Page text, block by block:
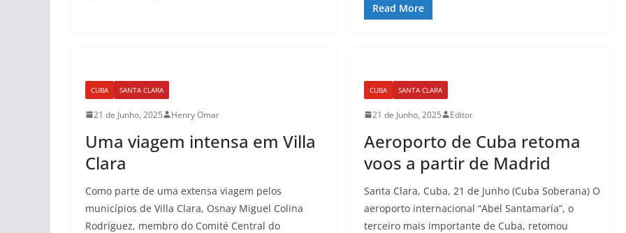
Read More
CUBA SANTA CLARA
21 de Junho, 2025 Henry Omar
Uma viagem intensa em Villa
Clara
Como parte de uma extensa viagem pelos
municípios de Villa Clara, Osnay Miguel Colina
Rodríguez, membro do Comité Central do
CUBA SANTA CLARA
21 de Junho, 2025 Editor
Aeroporto de Cuba retoma
voos a partir de Madrid
Santa Clara, Cuba, 21 de Junho (Cuba Soberana) O
aeroporto internacional “Abel Santamaría”, o
terceiro mais importante de Cuba, retomou